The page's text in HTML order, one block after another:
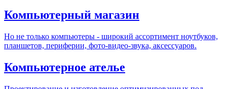
Компьютерный магазин
Но не только компьютеры - широкий ассортимент ноутбуков,
планшетов, периферии, фото-видео-звука, аксессуаров.
Компьютерное ателье